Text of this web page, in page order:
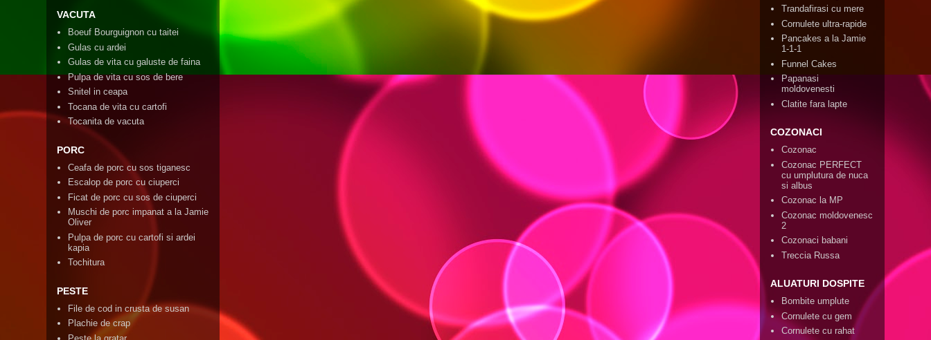
VACUTA
Boeuf Bourguignon cu taitei
Gulas cu ardei
Gulas de vita cu galuste de faina
Pulpa de vita cu sos de bere
Snitel in ceapa
Tocana de vita cu cartofi
Tocanita de vacuta
PORC
Ceafa de porc cu sos tiganesc
Escalop de porc cu ciuperci
Ficat de porc cu sos de ciuperci
Muschi de porc impanat a la Jamie
Oliver
Pulpa de porc cu cartofi si ardei
kapia
Tochitura
PESTE
File de cod in crusta de susan
Plachie de crap
Trandafirasi cu mere
Cornulete ultra-rapide
Pancakes a la Jamie
1-1-1
Funnel Cakes
Papanasi
moldovenesti
Clatite fara lapte
COZONACI
Cozonac
Cozonac PERFECT
cu umplutura de nuca
si albus
Cozonac la MP
Cozonac moldovenesc
2
Cozonaci babani
Treccia Russa
ALUATURI DOSPITE
Bombite umplute
Cornulete cu gem
Cornulete cu rahat